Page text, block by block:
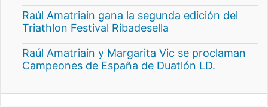
Raúl Amatriain gana la segunda edición del
Triathlon Festival Ribadesella
Raúl Amatriain y Margarita Vic se proclaman
Campeones de España de Duatlón LD.